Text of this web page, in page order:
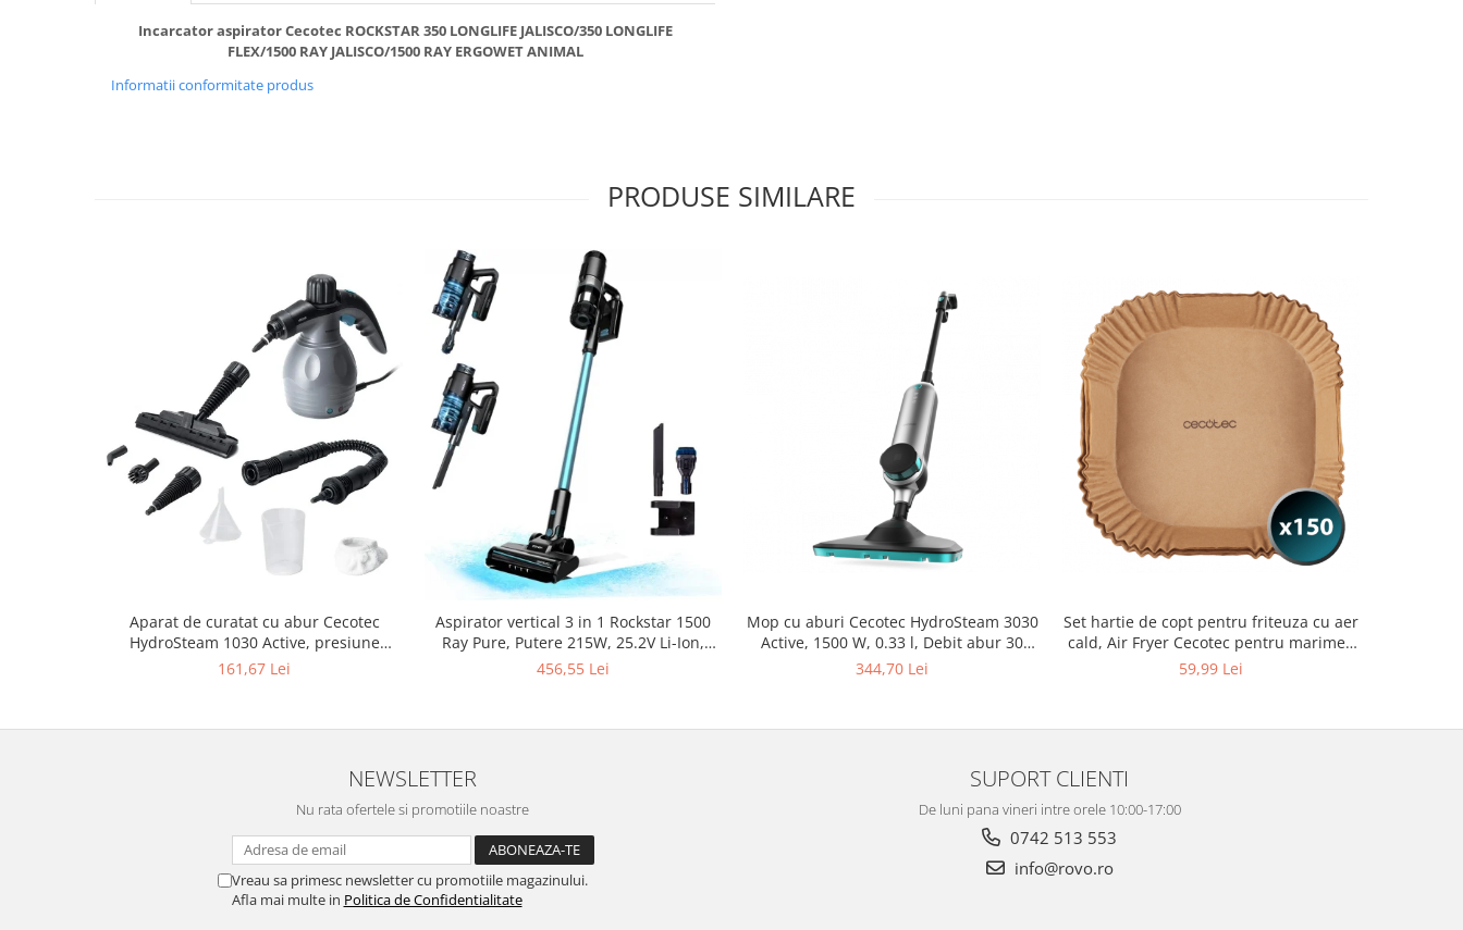
Incarcator aspirator Cecotec ROCKSTAR 350 LONGLIFE JALISCO/350 LONGLIFE
FLEX/1500 RAY JALISCO/1500 RAY ERGOWET ANIMAL
Informatii conformitate produs
PRODUSE SIMILARE
Aparat de curatat cu abur Cecotec
HydroSteam 1030 Active, presiune
maxima 3 bari, putere 1000W, Debit de
161,67 Lei
Aspirator vertical 3 in 1 Rockstar 1500
Ray Pure, Putere 215W, 25.2V Li-Ion,
12kPa, Autonomie 45min, Rezervor
456,55 Lei
Mop cu aburi Cecotec HydroSteam 3030
Active, 1500 W, 0.33 l, Debit abur 30
g/min, 3 niveluri
344,70 Lei
Set hartie de copt pentru friteuza cu aer
cald, Air Fryer Cecotec pentru marimea
inre 5L si 6.5L, 150buc
59,99 Lei
NEWSLETTER
Nu rata ofertele si promotiile noastre
Vreau sa primesc newsletter cu promotiile magazinului.
Afla mai multe in Politica de Confidentialitate
SUPORT CLIENTI
De luni pana vineri intre orele 10:00-17:00
0742 513 553
info@rovo.ro